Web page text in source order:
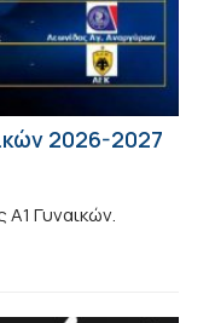
2026-2027
Γυναικών.